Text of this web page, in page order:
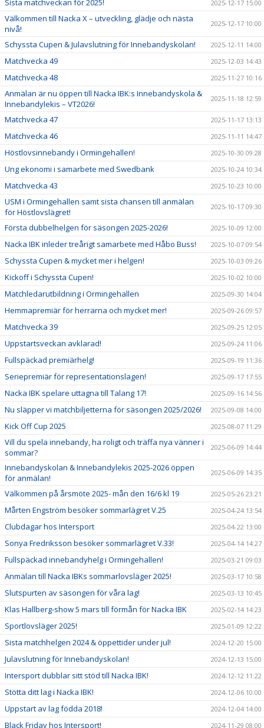
Sista matchveckan för 2025! 2025-12-17 15:00
Välkommen till Nacka X – utveckling, glädje och nästa
nivå!
2025-12-17 10:00
Schyssta Cupen & Julavslutning för Innebandyskolan! 2025-12-11 14:00
Matchvecka 49 2025-12-03 14:43
Matchvecka 48 2025-11-27 10:16
Anmälan är nu öppen till Nacka IBK:s Innebandyskola &
Innebandylekis – VT2026!
2025-11-18 12:59
Matchvecka 47 2025-11-17 13:13
Matchvecka 46 2025-11-11 14:47
Höstlovsinnebandy i Ormingehallen! 2025-10-30 09:28
Ung ekonomi i samarbete med Swedbank 2025-10-24 10:34
Matchvecka 43 2025-10-23 10:00
USM i Ormingehallen samt sista chansen till anmälan
för Höstlovslägret!
2025-10-17 09:30
Första dubbelhelgen för säsongen 2025-2026! 2025-10-09 12:00
Nacka IBK inleder treårigt samarbete med Håbo Buss! 2025-10-07 09:54
Schyssta Cupen & mycket mer i helgen! 2025-10-03 09:26
Kickoff i Schyssta Cupen! 2025-10-02 10:00
Matchledarutbildning i Ormingehallen 2025-09-30 14:04
Hemmapremiär för herrarna och mycket mer! 2025-09-26 09:57
Matchvecka 39 2025-09-25 12:05
Uppstartsveckan avklarad! 2025-09-24 11:06
Fullspäckad premiärhelg! 2025-09-19 11:36
Seriepremiär för representationslagen! 2025-09-17 17:55
Nacka IBK spelare uttagna till Talang 17! 2025-09-16 14:56
Nu släpper vi matchbiljetterna för säsongen 2025/2026! 2025-09-08 14:00
Kick Off Cup 2025 2025-08-07 11:29
Vill du spela innebandy, ha roligt och träffa nya vänner i
sommar?
2025-06-09 14:44
Innebandyskolan & Innebandylekis 2025-2026 öppen
för anmälan!
2025-06-09 14:35
Välkommen på årsmöte 2025- mån den 16/6 kl 19 2025-05-26 23:21
Mårten Engström besöker sommarlägret V.25 2025-04-24 13:54
Clubdagar hos Intersport 2025-04-22 13:00
Sonya Fredriksson besöker sommarlägret V.33! 2025-04-14 14:27
Fullspäckad innebandyhelg i Ormingehallen! 2025-03-21 09:03
Anmälan till Nacka IBKs sommarlovsläger 2025! 2025-03-17 10:58
Slutspurten av säsongen för våra lag! 2025-03-13 10:45
Klas Hallberg-show 5 mars till förmån för Nacka IBK 2025-02-14 14:23
Sportlovsläger 2025! 2025-01-09 12:22
Sista matchhelgen 2024 & öppettider under jul! 2024-12-20 15:00
Julavslutning för Innebandyskolan! 2024-12-13 15:00
Intersport dubblar sitt stöd till Nacka IBK! 2024-12-12 11:22
Stötta ditt lag i Nacka IBK! 2024-12-06 10:00
Uppstart av lag födda 2018! 2024-12-04 14:00
Black Friday hos Intersport! 2024-11-29 08:00